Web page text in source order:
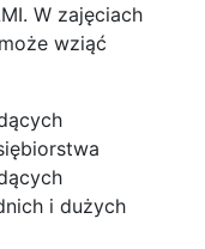
W zajęciach
wziąć
i dużych